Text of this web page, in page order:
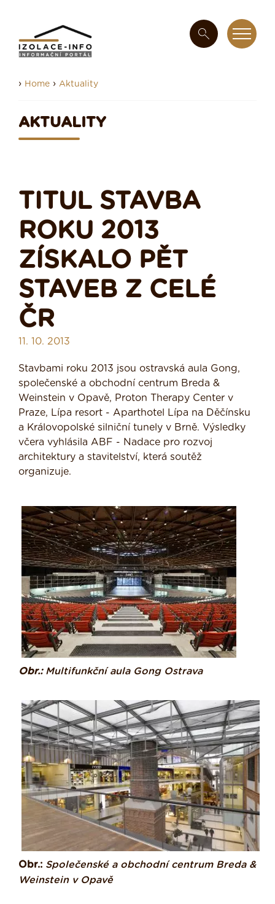
› Home › Aktuality
AKTUALITY
TITUL STAVBA
ROKU 2013
ZÍSKALO PĚT
STAVEB Z CELÉ
ČR
11. 10. 2013
Stavbami roku 2013 jsou ostravská aula Gong,
společenské a obchodní centrum Breda &
Weinstein v Opavě, Proton Therapy Center v
Praze, Lípa resort - Aparthotel Lípa na Děčínsku
a Královopolské silniční tunely v Brně. Výsledky
včera vyhlásila ABF - Nadace pro rozvoj
architektury a stavitelství, která soutěž
organizuje.
Obr.:Multifunkční aula Gong Ostrava
Obr.: Společenské a obchodní centrum Breda &
Weinstein v Opavě